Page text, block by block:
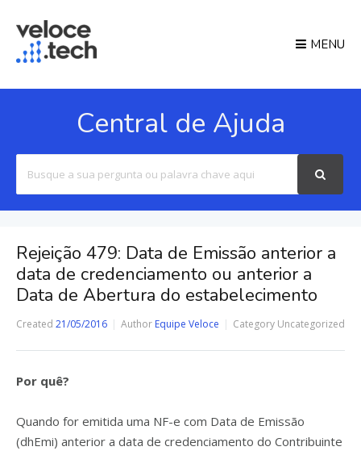
MENU
Central de Ajuda
For
Rejeição 479: Data de Emissão anterior a
data de credenciamento ou anterior a
Data de Abertura do estabelecimento
Created 21/05/2016 Author Equipe Veloce Category Uncategorized
Por quê?
Quando for emitida uma NF-e com Data de Emissão
(dhEmi) anterior a data de credenciamento do Contribuinte